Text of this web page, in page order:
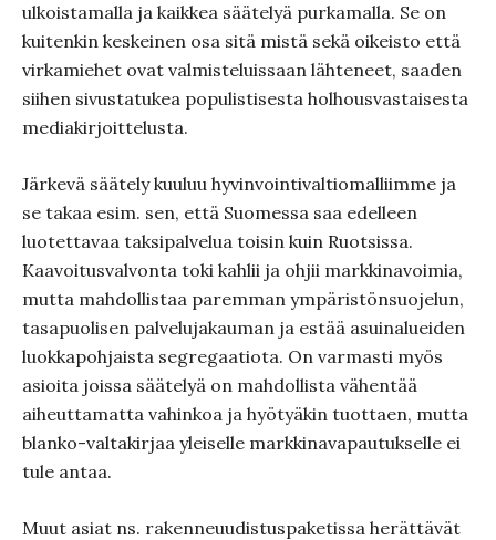
ulkoistamalla ja kaikkea säätelyä purkamalla. Se on
kuitenkin keskeinen osa sitä mistä sekä oikeisto että
virkamiehet ovat valmisteluissaan lähteneet, saaden
siihen sivustatukea populistisesta holhousvastaisesta
mediakirjoittelusta.
Järkevä säätely kuuluu hyvinvointivaltiomalliimme ja
se takaa esim. sen, että Suomessa saa edelleen
luotettavaa taksipalvelua toisin kuin Ruotsissa.
Kaavoitusvalvonta toki kahlii ja ohjii markkinavoimia,
mutta mahdollistaa paremman ympäristönsuojelun,
tasapuolisen palvelujakauman ja estää asuinalueiden
luokkapohjaista segregaatiota. On varmasti myös
asioita joissa säätelyä on mahdollista vähentää
aiheuttamatta vahinkoa ja hyötyäkin tuottaen, mutta
blanko-valtakirjaa yleiselle markkinavapautukselle ei
tule antaa.
Muut asiat ns. rakenneuudistuspaketissa herättävät